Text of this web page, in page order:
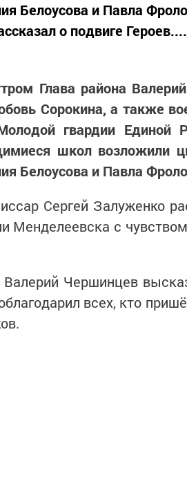
Белоусова и Павла
о подвиге Героев....
Глава района
Сорокина, а также
гвардии Единой
школ возложили
Белоусова и Павла
Сергей Залуженко
Менделеевска с
Валерий Чершинцев
всех, кто